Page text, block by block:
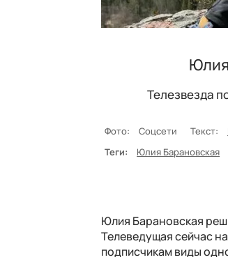
Телезвезда
Фото: Соцсети Текст:
Теги:
Юлия Барановская
Юлия Барановская
Телеведущая сейчас
подписчикам виды